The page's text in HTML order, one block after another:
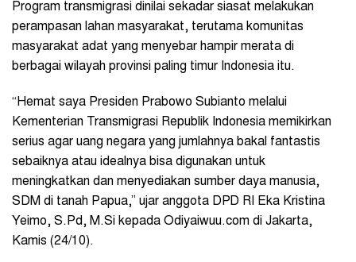
Program transmigrasi dinilai sekadar siasat melakukan
perampasan lahan masyarakat, terutama komunitas
masyarakat adat yang menyebar hampir merata di
berbagai wilayah provinsi paling timur Indonesia itu.
“Hemat saya Presiden Prabowo Subianto melalui
Kementerian Transmigrasi Republik Indonesia memikirkan
serius agar uang negara yang jumlahnya bakal fantastis
sebaiknya atau idealnya bisa digunakan untuk
meningkatkan dan menyediakan sumber daya manusia,
SDM di tanah Papua,” ujar anggota DPD RI Eka Kristina
Yeimo, S.Pd, M.Si kepada Odiyaiwuu.com di Jakarta,
Kamis (24/10).